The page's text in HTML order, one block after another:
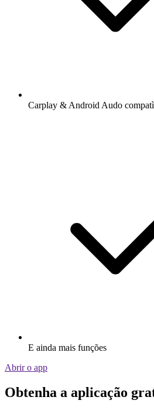
Carplay & Android Audo
E ainda mais funções
Abrir o app
Obtenha a aplicação